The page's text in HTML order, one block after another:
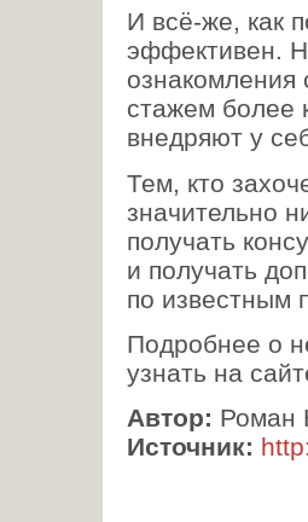
И всё-же, как
эффективен.
ознакомления
стажем более
внедряют у
Тем, кто
значительно
получать
и получать
по известным
Подробнее о
узнать на
Автор: Роман
Источник: